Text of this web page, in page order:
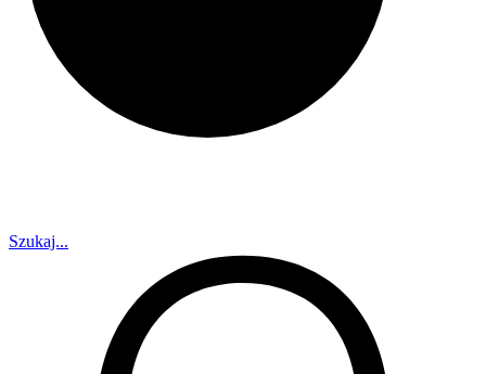
30 dni na zwrot
Szukaj...